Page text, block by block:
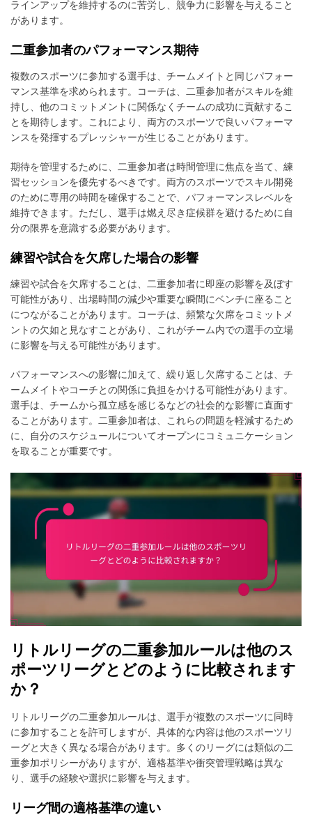
ラインアップを維持するのに苦労し、競争力に影響を与えること
があります。
二重参加者のパフォーマンス期待
複数のスポーツに参加する選手は、チームメイトと同じパフォー
マンス基準を求められます。コーチは、二重参加者がスキルを維
持し、他のコミットメントに関係なくチームの成功に貢献するこ
とを期待します。これにより、両方のスポーツで良いパフォーマ
ンスを発揮するプレッシャーが生じることがあります。
期待を管理するために、二重参加者は時間管理に焦点を当て、練
習セッションを優先するべきです。両方のスポーツでスキル開発
のために専用の時間を確保することで、パフォーマンスレベルを
維持できます。ただし、選手は燃え尽き症候群を避けるために自
分の限界を意識する必要があります。
練習や試合を欠席した場合の影響
練習や試合を欠席することは、二重参加者に即座の影響を及ぼす
可能性があり、出場時間の減少や重要な瞬間にベンチに座ること
につながることがあります。コーチは、頻繁な欠席をコミットメ
ントの欠如と見なすことがあり、これがチーム内での選手の立場
に影響を与える可能性があります。
パフォーマンスへの影響に加えて、繰り返し欠席することは、チ
ームメイトやコーチとの関係に負担をかける可能性があります。
選手は、チームから孤立感を感じるなどの社会的な影響に直面す
ることがあります。二重参加者は、これらの問題を軽減するため
に、自分のスケジュールについてオープンにコミュニケーション
を取ることが重要です。
リトルリーグの二重参加ルールは他のス
ポーツリーグとどのように比較されます
か？
リトルリーグの二重参加ルールは、選手が複数のスポーツに同時
に参加することを許可しますが、具体的な内容は他のスポーツリ
ーグと大きく異なる場合があります。多くのリーグには類似の二
重参加ポリシーがありますが、適格基準や衝突管理戦略は異な
り、選手の経験や選択に影響を与えます。
リーグ間の適格基準の違い